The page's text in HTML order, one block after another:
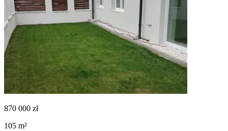
870 000 zł
105 m²